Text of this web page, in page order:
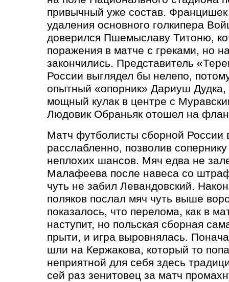
привычный уже состав.
удаления основного голкипера
доверился Пшемыславу Титоню,
поражения в матче с греками, но
закончились. Представитель «
России выглядел бы нелепо,
опытный «опорник» Дариуш Дудка,
мощный кулак в центре с
Людовик Обраньяк отошел на
Матч футболисты сборной России
расслабленно, позволив
неплохих шансов. Мяч едва не
Малафеева после навеса со
чуть не забил Левандовский.
поляков послал мяч чуть выше
показалось, что перелома, как в
наступит, но польская сборная
прыти, и игра выровнялась.
шли на Кержакова, который то
неприятной для себя здесь
сей раз зенитовец за матч